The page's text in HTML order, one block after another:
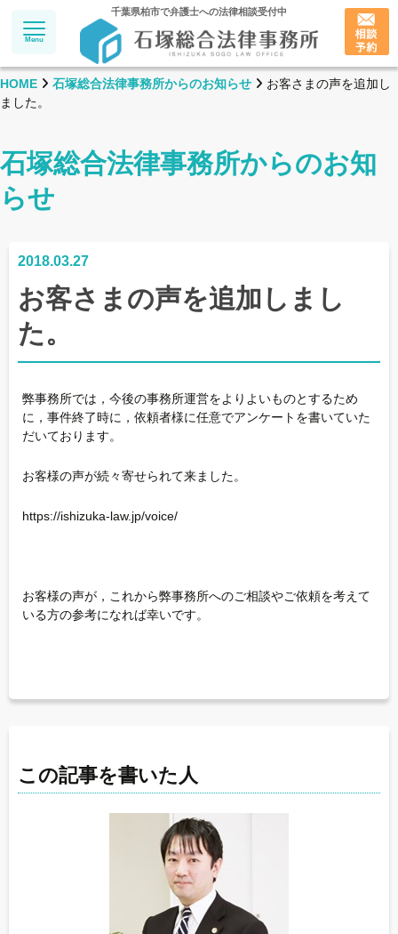
千葉県柏市で弁護士への法律相談受付中
HOME 石塚総合法律事務所からのお知らせ
お客さまの声を追加し
ました。
石塚総合法律事務所からのお知
らせ
2018.03.27
お客さまの声を追加しまし
た。
弊事務所では，今後の事務所運営をよりよいものとするため
に，事件終了時に，依頼者様に任意でアンケートを書いていた
だいております。
お客様の声が続々寄せられて来ました。
https://ishizuka-law.jp/voice/
お客様の声が，これから弊事務所へのご相談やご依頼を考えて
いる方の参考になれば幸いです。
この記事を書いた人
Menu